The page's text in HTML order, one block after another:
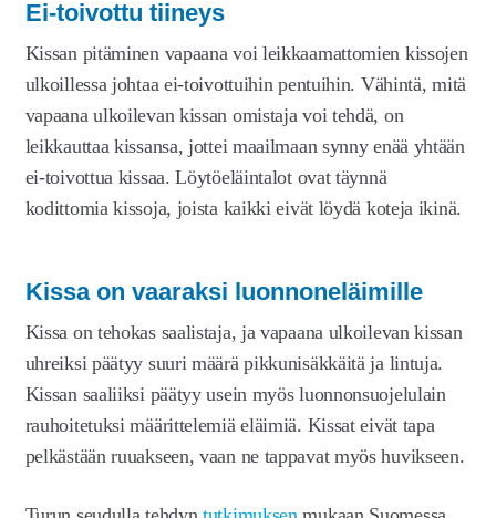
Ei-toivottu tiineys
Kissan pitäminen vapaana voi leikkaamattomien kissojen
ulkoillessa johtaa ei-toivottuihin pentuihin. Vähintä, mitä
vapaana ulkoilevan kissan omistaja voi tehdä, on
leikkauttaa kissansa, jottei maailmaan synny enää yhtään
ei-toivottua kissaa. Löytöeläintalot ovat täynnä
kodittomia kissoja, joista kaikki eivät löydä koteja ikinä.
Kissa on vaaraksi luonnoneläimille
Kissa on tehokas saalistaja, ja vapaana ulkoilevan kissan
uhreiksi päätyy suuri määrä pikkunisäkkäitä ja lintuja.
Kissan saaliiksi päätyy usein myös luonnonsuojelulain
rauhoitetuksi määrittelemiä eläimiä. Kissat eivät tapa
pelkästään ruuakseen, vaan ne tappavat myös huvikseen.